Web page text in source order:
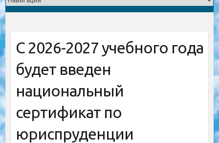
С 2026-2027 учебного года
будет введен
национальный
сертификат по
юриспруденции